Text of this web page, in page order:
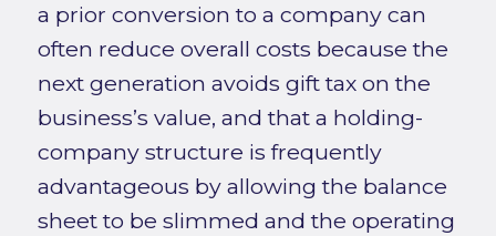
a prior conversion to a company can
often reduce overall costs because the
next generation avoids gift tax on the
business’s value, and that a holding-
company structure is frequently
advantageous by allowing the balance
sheet to be slimmed and the operating